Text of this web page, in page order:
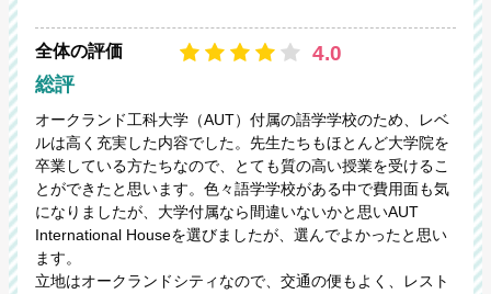
全体の評価 4.0
総評
オークランド工科大学（AUT）付属の語学学校のため、レベ
ルは高く充実した内容でした。先生たちもほとんど大学院を
卒業している方たちなので、とても質の高い授業を受けるこ
とができたと思います。色々語学学校がある中で費用面も気
になりましたが、大学付属なら間違いないかと思いAUT
International Houseを選びましたが、選んでよかったと思い
ます。
立地はオークランドシティなので、交通の便もよく、レスト